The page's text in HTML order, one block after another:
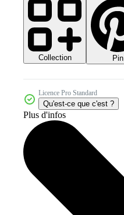
Collection Pin
Licence Pro Standard
Qu'est-ce que c'est ?
Plus d'infos